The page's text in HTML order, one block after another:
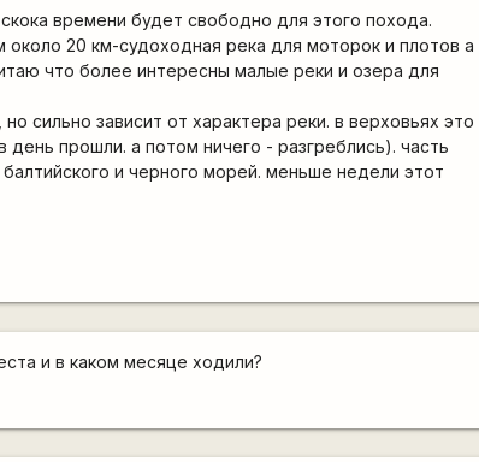
времени будет свободно для этого похода.
20 км-судоходная река для моторок и плотов а
что более интересны малые реки и озера для
сильно зависит от характера реки. в верховьях это
прошли. а потом ничего - разгреблись). часть
и черного морей. меньше недели этот
и в каком месяце ходили?